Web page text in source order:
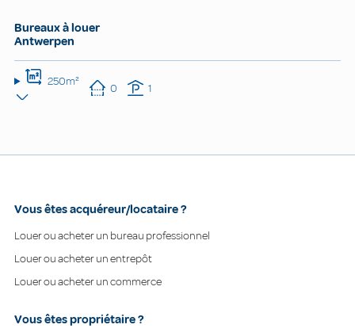
Bureaux à louer
Antwerpen
250m² 0 1
Vous êtes acquéreur/locataire ?
Louer ou acheter un bureau professionnel
Louer ou acheter un entrepôt
Louer ou acheter un commerce
Vous êtes propriétaire ?